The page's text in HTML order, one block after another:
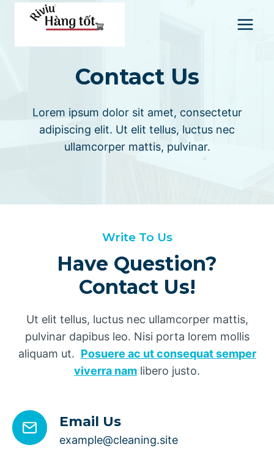
Contact Us
Lorem ipsum dolor sit amet, consectetur
adipiscing elit. Ut elit tellus, luctus nec
ullamcorper mattis, pulvinar.
Write To Us
Have Question?
Contact Us!
Ut elit tellus, luctus nec ullamcorper mattis,
pulvinar dapibus leo. Nisi porta lorem mollis
aliquam ut. Posuere ac ut consequat semper
viverra nam libero justo.
Email Us
example@cleaning.site